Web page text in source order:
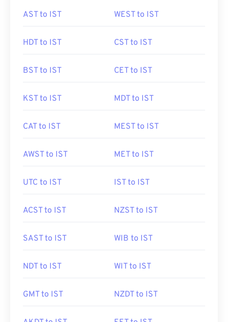
AST to IST WEST to IST
HDT to IST CST to IST
BST to IST CET to IST
KST to IST MDT to IST
CAT to IST MEST to IST
AWST to IST MET to IST
UTC to IST IST to IST
ACST to IST NZST to IST
SAST to IST WIB to IST
NDT to IST WIT to IST
GMT to IST NZDT to IST